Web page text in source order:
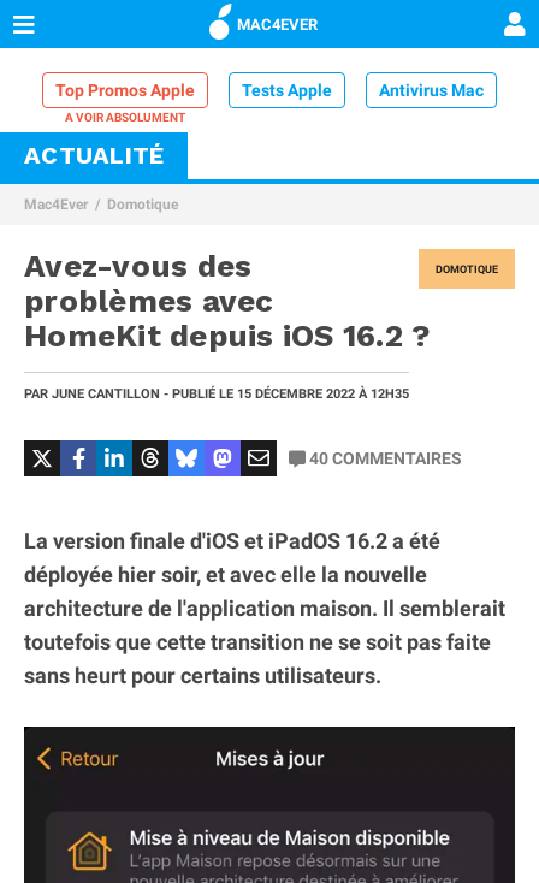
MAC4EVER
Top Promos Apple Tests Apple Antivirus Mac
VPN Mac
Comparatif iPhone
ACTUALITÉ
Mac4Ever Domotique
DOMOTIQUE
Avez-vous des
problèmes avec
HomeKit depuis iOS 16.2 ?
PAR JUNE CANTILLON - PUBLIÉ LE 15 DÉCEMBRE 2022 À 12H35
40COMMENTAIRES
La version finale d'iOS et iPadOS 16.2 a été
déployée hier soir, et avec elle la nouvelle
architecture de l'application maison. Il semblerait
toutefois que cette transition ne se soit pas faite
sans heurt pour certains utilisateurs.